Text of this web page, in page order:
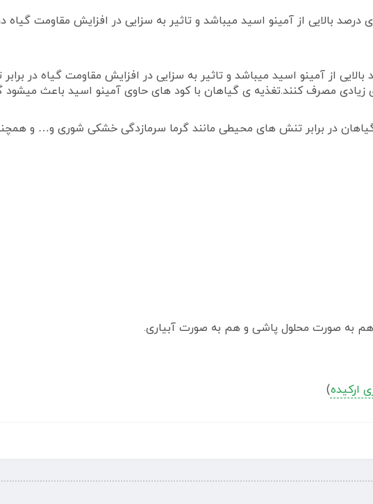
بالایی از آمینو اسید میباشد و تاثیر به سزایی در افزایش مقاومت گیاه
از آمینو اسید میباشد و تاثیر به سزایی در افزایش مقاومت گیاه در
زیادی مصرف کنند.تغذیه ی گیاهان با کود های حاوی آمینو اسید باعث
در برابر تنش های محیطی مانند گرما سرمازدگی خشکی شوری و… و
ارکیده)